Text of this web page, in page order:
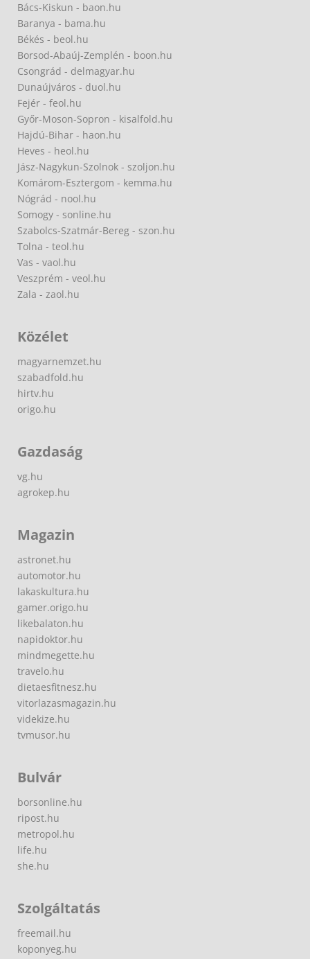
Bács-Kiskun - baon.hu
Baranya - bama.hu
Békés - beol.hu
Borsod-Abaúj-Zemplén - boon.hu
Csongrád - delmagyar.hu
Dunaújváros - duol.hu
Fejér - feol.hu
Győr-Moson-Sopron - kisalfold.hu
Hajdú-Bihar - haon.hu
Heves - heol.hu
Jász-Nagykun-Szolnok - szoljon.hu
Komárom-Esztergom - kemma.hu
Nógrád - nool.hu
Somogy - sonline.hu
Szabolcs-Szatmár-Bereg - szon.hu
Tolna - teol.hu
Vas - vaol.hu
Veszprém - veol.hu
Zala - zaol.hu
Közélet
magyarnemzet.hu
szabadfold.hu
hirtv.hu
origo.hu
Gazdaság
vg.hu
agrokep.hu
Magazin
astronet.hu
automotor.hu
lakaskultura.hu
gamer.origo.hu
likebalaton.hu
napidoktor.hu
mindmegette.hu
travelo.hu
dietaesfitnesz.hu
vitorlazasmagazin.hu
videkize.hu
tvmusor.hu
Bulvár
borsonline.hu
ripost.hu
metropol.hu
life.hu
she.hu
Szolgáltatás
freemail.hu
koponyeg.hu